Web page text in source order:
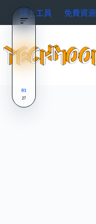
內
線上工具 免費資源
01
27